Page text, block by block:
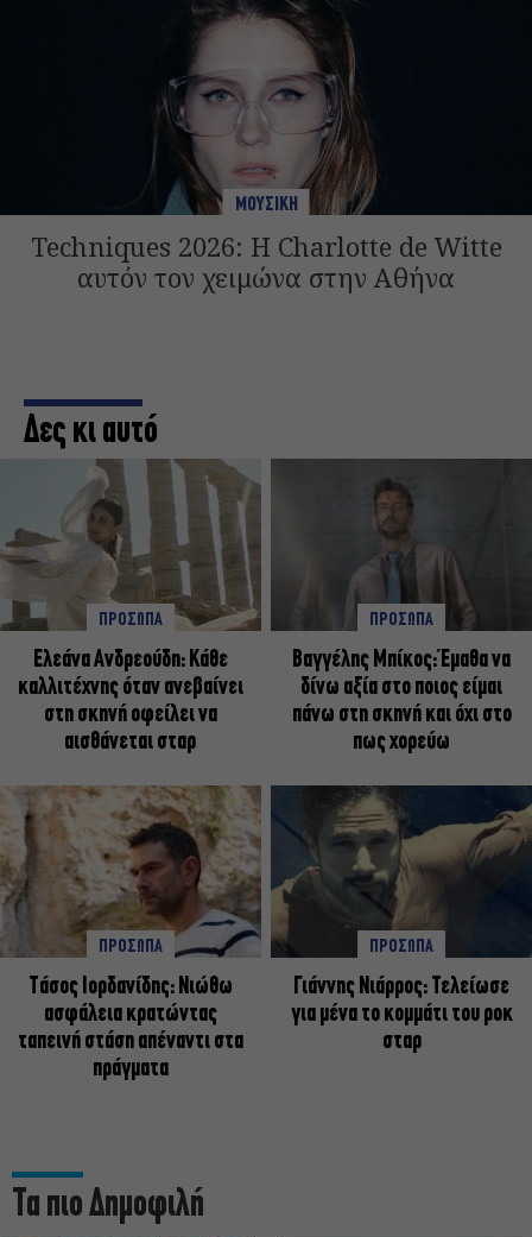
ΜΟΥΣΙΚΗ
Techniques 2026: Η Charlotte de Witte
αυτόν τον χειμώνα στην Αθήνα
Δες κι αυτό
ΠΡΟΣΩΠΑ
Ελεάνα Ανδρεούδη: Κάθε
καλλιτέχνης όταν ανεβαίνει
στη σκηνή οφείλει να
αισθάνεται σταρ
ΠΡΟΣΩΠΑ
Βαγγέλης Μπίκος: Έμαθα να
δίνω αξία στο ποιος είμαι
πάνω στη σκηνή και όχι στο
πως χορεύω
ΠΡΟΣΩΠΑ
Tάσος Ιορδανίδης: Νιώθω
ασφάλεια κρατώντας
ταπεινή στάση απέναντι στα
πράγματα
ΠΡΟΣΩΠΑ
Γιάννης Νιάρρος: Τελείωσε
για μένα το κομμάτι του ροκ
σταρ
Τα πιο Δημοφιλή